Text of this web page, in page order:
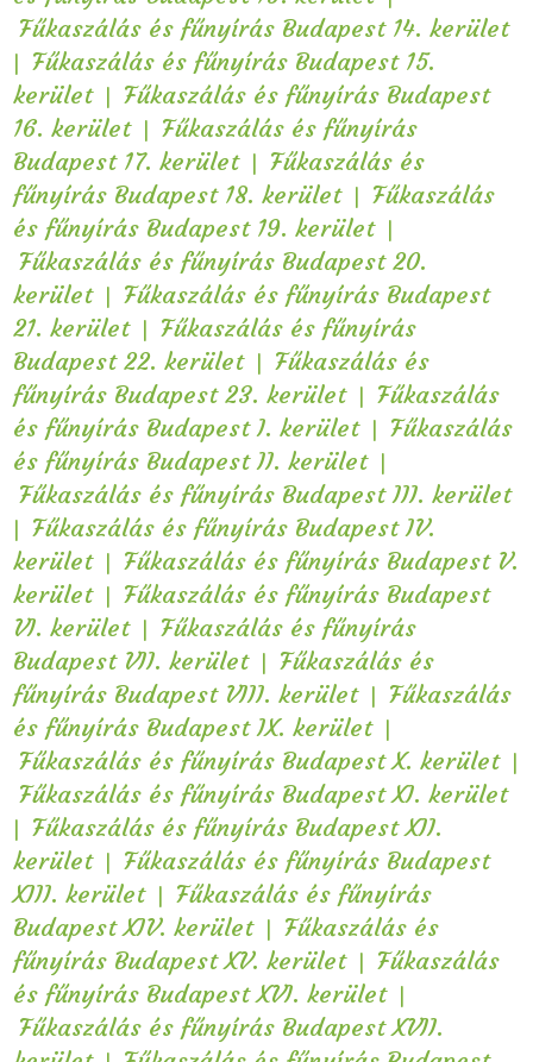
Fűkaszálás és fűnyírás Budapest 14. kerület
| Fűkaszálás és fűnyírás Budapest 15.
kerület | Fűkaszálás és fűnyírás Budapest
16. kerület | Fűkaszálás és fűnyírás
Budapest 17. kerület | Fűkaszálás és
fűnyírás Budapest 18. kerület | Fűkaszálás
és fűnyírás Budapest 19. kerület |
Fűkaszálás és fűnyírás Budapest 20.
kerület | Fűkaszálás és fűnyírás Budapest
21. kerület | Fűkaszálás és fűnyírás
Budapest 22. kerület | Fűkaszálás és
fűnyírás Budapest 23. kerület | Fűkaszálás
és fűnyírás Budapest I. kerület | Fűkaszálás
és fűnyírás Budapest II. kerület |
Fűkaszálás és fűnyírás Budapest III. kerület
| Fűkaszálás és fűnyírás Budapest IV.
kerület | Fűkaszálás és fűnyírás Budapest V.
kerület | Fűkaszálás és fűnyírás Budapest
VI. kerület | Fűkaszálás és fűnyírás
Budapest VII. kerület | Fűkaszálás és
fűnyírás Budapest VIII. kerület | Fűkaszálás
és fűnyírás Budapest IX. kerület |
Fűkaszálás és fűnyírás Budapest X. kerület |
Fűkaszálás és fűnyírás Budapest XI. kerület
| Fűkaszálás és fűnyírás Budapest XII.
kerület | Fűkaszálás és fűnyírás Budapest
XIII. kerület | Fűkaszálás és fűnyírás
Budapest XIV. kerület | Fűkaszálás és
fűnyírás Budapest XV. kerület | Fűkaszálás
és fűnyírás Budapest XVI. kerület |
Fűkaszálás és fűnyírás Budapest XVII.